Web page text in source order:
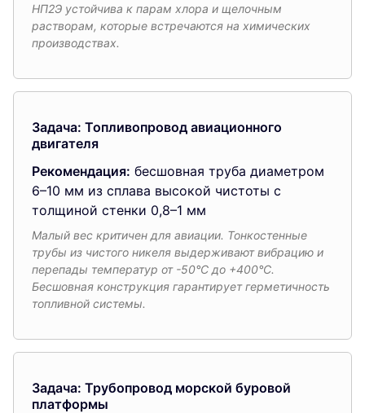
НП2Э устойчива к парам хлора и щелочным
растворам, которые встречаются на химических
производствах.
Задача: Топливопровод авиационного
двигателя
Рекомендация: бесшовная труба диаметром
6–10 мм из сплава высокой чистоты с
толщиной стенки 0,8–1 мм
Малый вес критичен для авиации. Тонкостенные
трубы из чистого никеля выдерживают вибрацию и
перепады температур от -50°C до +400°C.
Бесшовная конструкция гарантирует герметичность
топливной системы.
Задача: Трубопровод морской буровой
платформы